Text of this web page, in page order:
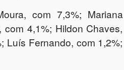
com 7,3%; Mariana
4,1%; Hildon Chaves,
Luís Fernando, com 1,2%;